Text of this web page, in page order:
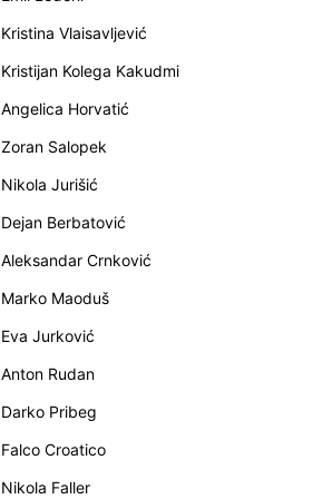
Kristina Vlaisavljević
Kristijan Kolega Kakudmi
Angelica Horvatić
Zoran Salopek
Nikola Jurišić
Dejan Berbatović
Aleksandar Crnković
Marko Maoduš
Eva Jurković
Anton Rudan
Darko Pribeg
Falco Croatico
Nikola Faller